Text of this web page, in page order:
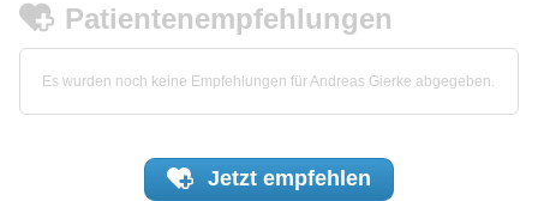
Patientenempfehlungen
Es wurden noch keine Empfehlungen für Andreas Gierke abgegeben.
Jetzt empfehlen